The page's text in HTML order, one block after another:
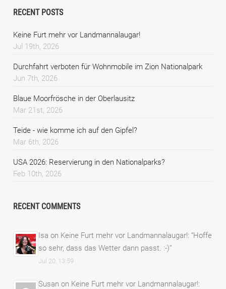
RECENT POSTS
Keine Furt mehr vor Landmannalaugar!
Jul 19th, 2026
Durchfahrt verboten für Wohnmobile im Zion Nationalpark
Jun 7th, 2026
Blaue Moorfrösche in der Oberlausitz
Mar 21st, 2026
Teide - wie komme ich auf den Gipfel?
Mar 6th, 2026
USA 2026: Reservierung in den Nationalparks?
Feb 10th, 2026
RECENT COMMENTS
Isa on Keine Furt mehr vor Landmannalaugar!: “Hoffe
so sehr, dass das Wetter dann passt. :-)”
Jul 20, 13:59
Susan on Keine Furt mehr vor Landmannalaugar!: